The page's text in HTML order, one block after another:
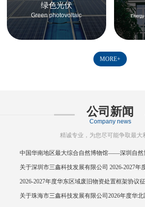
绿色光伏
Green photovoltaic
MORE+
公司新闻
Company news
精诚专业，为您尽可能争取最大
2026-2027年度华东区域废旧物资处置框架协议